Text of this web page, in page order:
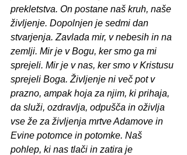
prekletstva. On postane naš kruh, naše
življenje. Dopolnjen je sedmi dan
stvarjenja. Zavlada mir, v nebesih in na
zemlji. Mir je v Bogu, ker smo ga mi
sprejeli. Mir je v nas, ker smo v Kristusu
sprejeli Boga. Življenje ni več pot v
prazno, ampak hoja za njim, ki prihaja,
da služi, ozdravlja, odpušča in oživlja
vse že za življenja mrtve Adamove in
Evine potomce in potomke. Naš
pohlep, ki nas tlači in zatira je